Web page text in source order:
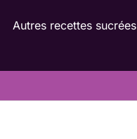
Autres recettes sucrées